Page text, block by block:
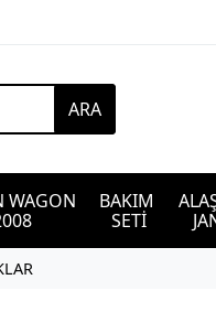
ARA
WAGON
BAKIM
SETİ